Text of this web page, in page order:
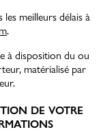
meilleurs délais à
.
à disposition du ou
matérialisé par
DE VOTRE